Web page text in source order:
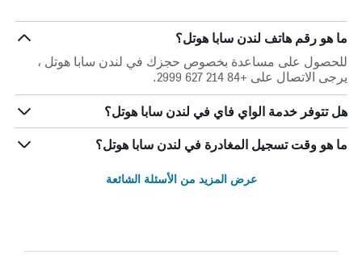
ما هو رقم هاتف لندن سابا هوتل؟
للحصول على مساعدة بخصوص حجزك في لندن سابا هوتل ،
يرجى الاتصال على +84 214 627 2999.
هل تتوفر خدمة الواي فاي في لندن سابا هوتل؟
ما هو وقت تسجيل المغادرة في لندن سابا هوتل؟
عرض المزيد من الأسئلة الشائعة